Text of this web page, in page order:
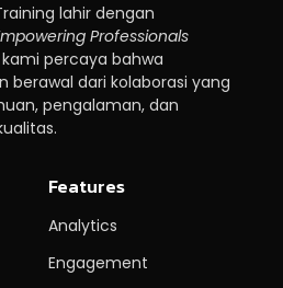
lahir dengan
Professionals
kami percaya bahwa
berawal dari kolaborasi yang
pengalaman, dan
Features
Analytics
Engagement